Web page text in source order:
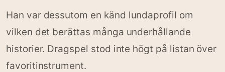
Han var dessutom en känd lundaprofil om
vilken det berättas många underhållande
historier. Dragspel stod inte högt på listan över
favoritinstrument.